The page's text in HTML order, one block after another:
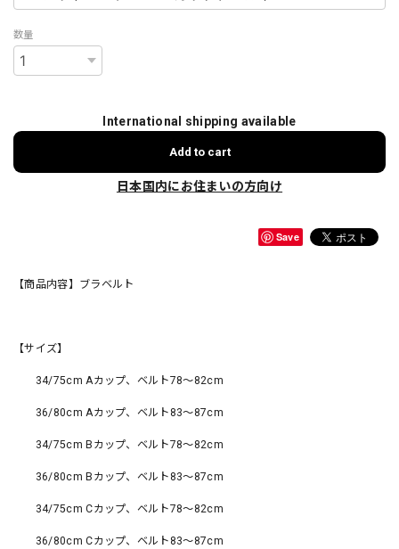
数量
International shipping available
Add to cart
日本国内にお住まいの方向け
Save
【商品内容】ブラベルト
【サイズ】
34/75cm Aカップ、ベルト78〜82cm
36/80cm Aカップ、ベルト83〜87cm
34/75cm Bカップ、ベルト78〜82cm
36/80cm Bカップ、ベルト83〜87cm
34/75cm Cカップ、ベルト78〜82cm
36/80cm Cカップ、ベルト83〜87cm